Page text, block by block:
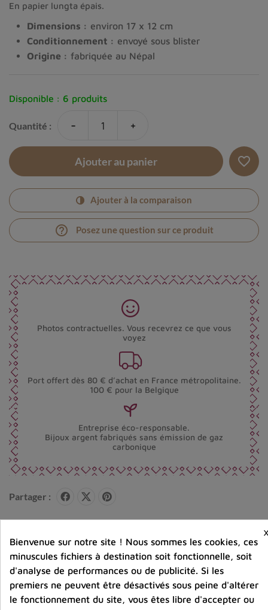
En papier lungta épais.
Dimensions : environ 17 x 12 cm
Conditionnement : envoyé sous blister
Origine : fabriquée au Népal
Disponible : 6 produits
Quantité : - +
Ajouter au panier favorite_border
Ajouter à la comparaison
help_outline Posez une question sur ce produit
Photos contractuelles. Vous recevrez ce que vous
voyez
Port offert dès 80 € d’achat en France métropolitaine.
100 € pour la Belgique
Entreprise éco-responsable.
Bijoux argent fabriqués sans émission de gaz
carbonique
Partager :
Avis clients
Bienvenue sur notre site ! Nous sommes les cookies, ces
minuscules fichiers à destination soit fonctionnelle, soit
d'analyse de performances ou de publicité. Si les
premiers ne peuvent être désactivés sous peine d'altérer
le fonctionnement du site, vous êtes libre d'accepter ou